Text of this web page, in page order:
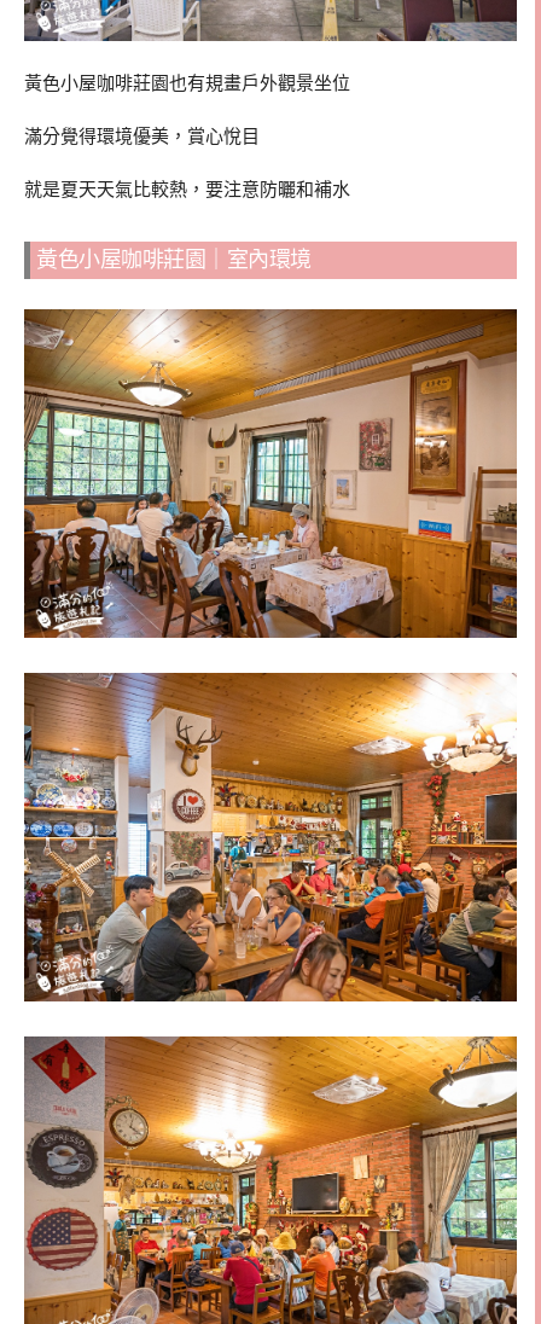
黃色小屋咖啡莊園也有規畫戶外觀景坐位
滿分覺得環境優美，賞心悅目
就是夏天天氣比較熱，要注意防曬和補水
黃色小屋咖啡莊園｜室內環境